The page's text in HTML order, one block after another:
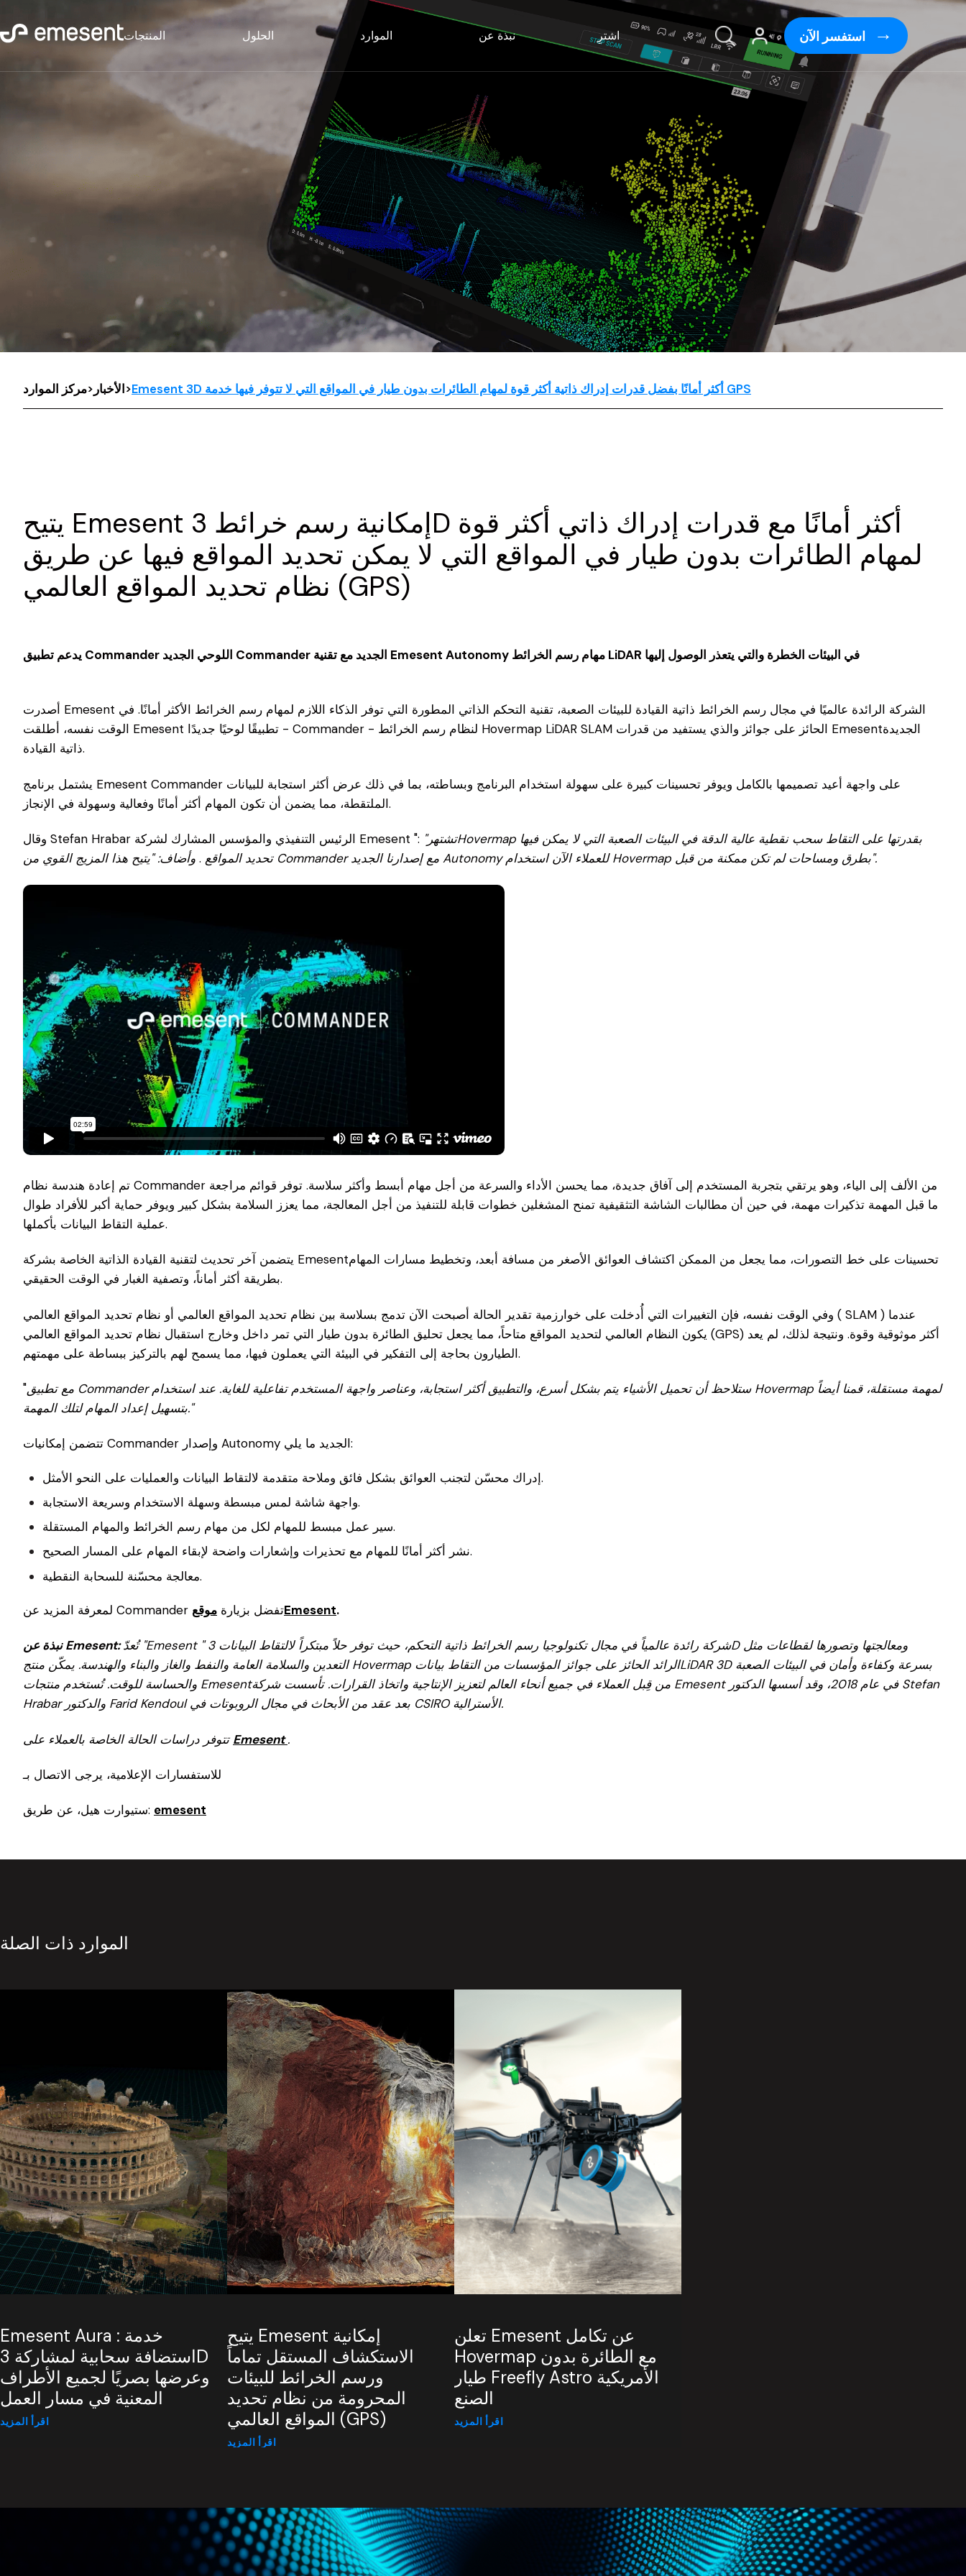
المنتجات الحلول الموارد نبذة عن اشترِ
مركز الموارد> الأخبار> Emesent 3D أكثر أمانًا بفضل قدرات إدراك ذاتية أكثر قوة لمهام الطائرات بدون طيار في المواقع التي لا تتوفر فيها خدمة GPS
يتيح Emesent إمكانية رسم خرائط 3D أكثر أمانًا مع قدرات إدراك ذاتي أكثر قوة
لمهام الطائرات بدون طيار في المواقع التي لا يمكن تحديد المواقع فيها عن طريق
نظام تحديد المواقع العالمي (GPS)
يدعم تطبيق Commander اللوحي الجديد Commander الجديد مع تقنية Emesent Autonomy مهام رسم الخرائط LiDAR في البيئات الخطرة والتي يتعذر الوصول إليها
أصدرت Emesent الشركة الرائدة عالميًا في مجال رسم الخرائط ذاتية القيادة للبيئات الصعبة، تقنية التحكم الذاتي المطورة التي توفر الذكاء اللازم لمهام رسم الخرائط الأكثر أمانًا. في
الوقت نفسه، أطلقت Emesent تطبيقًا لوحيًا جديدًا - Commander - لنظام رسم الخرائط Hovermap LiDAR SLAM الحائز على جوائز والذي يستفيد من قدرات Emesentالجديدة
ذاتية القيادة.
يشتمل برنامج Emesent Commander على واجهة أعيد تصميمها بالكامل ويوفر تحسينات كبيرة على سهولة استخدام البرنامج وبساطته، بما في ذلك عرض أكثر استجابة للبيانات
الملتقطة، مما يضمن أن تكون المهام أكثر أمانًا وفعالية وسهولة في الإنجاز.
وقال Stefan Hrabar الرئيس التنفيذي والمؤسس المشارك لشركة Emesent ": "تشتهرHovermap بقدرتها على التقاط سحب نقطية عالية الدقة في البيئات الصعبة التي لا يمكن فيها
تحديد المواقع . وأضاف: "يتيح هذا المزيج القوي من Commander مع إصدارنا الجديد Autonomy للعملاء الآن استخدام Hovermap بطرق ومساحات لم تكن ممكنة من قبل".
تم إعادة هندسة نظام Commander من الألف إلى الياء، وهو يرتقي بتجربة المستخدم إلى آفاق جديدة، مما يحسن الأداء والسرعة من أجل مهام أبسط وأكثر سلاسة. توفر قوائم مراجعة
ما قبل المهمة تذكيرات مهمة، في حين أن مطالبات الشاشة التثقيفية تمنح المشغلين خطوات قابلة للتنفيذ من أجل المعالجة، مما يعزز السلامة بشكل كبير ويوفر حماية أكبر للأفراد طوال
عملية التقاط البيانات بأكملها.
يتضمن آخر تحديث لتقنية القيادة الذاتية الخاصة بشركة Emesentتحسينات على خط التصورات، مما يجعل من الممكن اكتشاف العوائق الأصغر من مسافة أبعد، وتخطيط مسارات المهام
بطريقة أكثر أماناً، وتصفية الغبار في الوقت الحقيقي.
وفي الوقت نفسه، فإن التغييرات التي أُدخلت على خوارزمية تقدير الحالة أصبحت الآن تدمج بسلاسة بين نظام تحديد المواقع العالمي أو نظام تحديد المواقع العالمي ( SLAM ) عندما
يكون النظام العالمي لتحديد المواقع متاحاً، مما يجعل تحليق الطائرة بدون طيار التي تمر داخل وخارج استقبال نظام تحديد المواقع العالمي (GPS) أكثر موثوقية وقوة. ونتيجة لذلك، لم يعد
الطيارون بحاجة إلى التفكير في البيئة التي يعملون فيها، مما يسمح لهم بالتركيز ببساطة على مهمتهم.
"مع تطبيق Commander ستلاحظ أن تحميل الأشياء يتم بشكل أسرع، والتطبيق أكثر استجابة، وعناصر واجهة المستخدم تفاعلية للغاية. عند استخدام Hovermap لمهمة مستقلة، قمنا أيضاً
بتسهيل إعداد المهام لتلك المهمة."
تتضمن إمكانيات Commander وإصدار Autonomy الجديد ما يلي:
إدراك محسّن لتجنب العوائق بشكل فائق وملاحة متقدمة لالتقاط البيانات والعمليات على النحو الأمثل.
واجهة شاشة لمس مبسطة وسهلة الاستخدام وسريعة الاستجابة.
سير عمل مبسط للمهام لكل من مهام رسم الخرائط والمهام المستقلة.
نشر أكثر أمانًا للمهام مع تحذيرات وإشعارات واضحة لإبقاء المهام على المسار الصحيح.
معالجة محسّنة للسحابة النقطية.
لمعرفة المزيد عن Commander تفضل بزيارةموقعEmesent.
نبذة عن Emesent:تُعدّ "Emesent " شركة رائدة عالمياً في مجال تكنولوجيا رسم الخرائط ذاتية التحكم، حيث توفر حلاً مبتكراً لالتقاط البيانات 3D ومعالجتها وتصورها لقطاعات مثل
التعدين والسلامة العامة والنفط والغاز والبناء والهندسة. يمكّن منتج Hovermap الرائد الحائز على جوائز المؤسسات من التقاط بياناتLiDAR 3D بسرعة وكفاءة وأمان في البيئات الصعبة
والحساسة للوقت. تُستخدم منتجات Emesentمن قِبل العملاء في جميع أنحاء العالم لتعزيز الإنتاجية واتخاذ القرارات. تأسست شركة Emesent في عام 2018، وقد أسسها الدكتور Stefan
Hrabar والدكتور Farid Kendoul بعد عقد من الأبحاث في مجال الروبوتات في CSIRO الأسترالية.
تتوفر دراسات الحالة الخاصة بالعملاء على Emesent.
للاستفسارات الإعلامية، يرجى الاتصال بـ
ستيوارت هيل، عن طريق: emesent
الموارد ذات الصلة
Emesent Aura : خدمة
استضافة سحابية لمشاركة 3D
وعرضها بصريًا لجميع الأطراف
المعنية في مسار العمل
اقرأ المزيد
يتيح Emesent إمكانية
الاستكشاف المستقل تماماً
ورسم الخرائط للبيئات
المحرومة من نظام تحديد
المواقع العالمي (GPS)
اقرأ المزيد
تعلن Emesent عن تكامل
Hovermap مع الطائرة بدون
طيار Freefly Astro الأمريكية
الصنع
اقرأ المزيد